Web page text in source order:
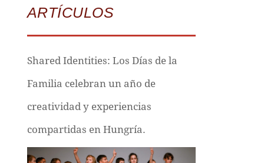
ARTÍCULOS
Shared Identities: Los Días de la
Familia celebran un año de
creatividad y experiencias
compartidas en Hungría.